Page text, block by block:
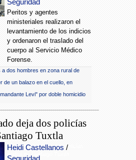
Peritos y agentes
ministeriales realizaron el
levantamiento de los indicios
y ordenaron el traslado del
cuerpo al Servicio Médico
Forense.
a dos hombres en zona rural de
de un balazo en el cuello, en
Levi" por doble homicidio
deja dos policías
Tuxtla
Ataque armado deja dos policías
Heidi Castellanos /
Seguridad